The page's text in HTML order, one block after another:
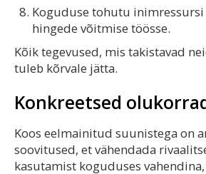
Koguduse tohutu inimressursi
hingede võitmise töösse.
Kõik tegevused, mis takistavad
tuleb kõrvale jätta.
Konkreetsed
Koos eelmainitud suunistega on
soovitused, et vähendada
kasutamist koguduses